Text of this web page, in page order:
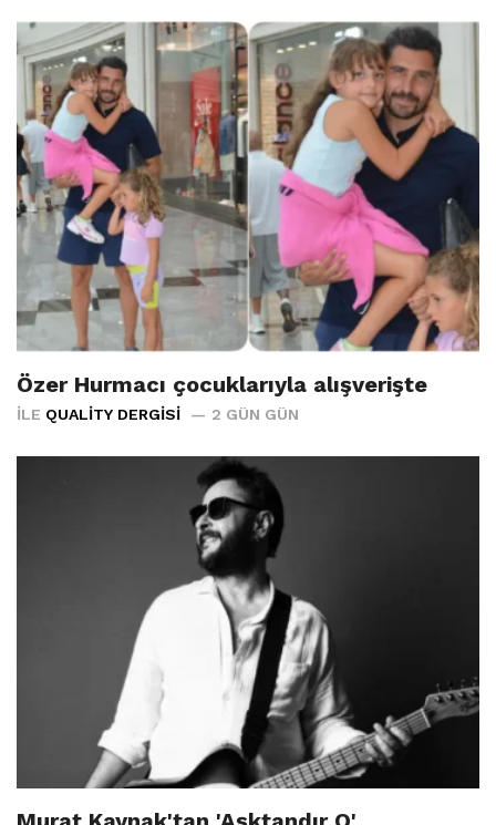
Özer Hurmacı çocuklarıyla alışverişte
İLE QUALITY DERGISI 2 GÜN GÜN